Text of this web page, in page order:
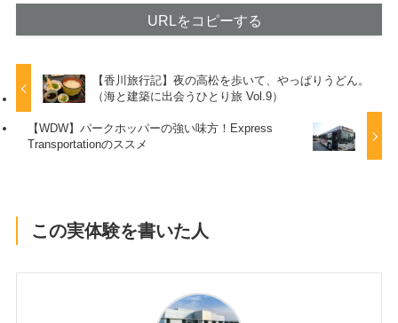
URLをコピーする
【香川旅行記】夜の高松を歩いて、やっぱりうどん。
（海と建築に出会うひとり旅 Vol.9）
【WDW】パークホッパーの強い味方！Express
Transportationのススメ
この実体験を書いた人